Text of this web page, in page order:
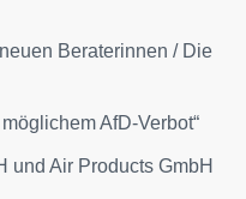
Beraterinnen / Die
AfD-Verbot“
und Air Products GmbH